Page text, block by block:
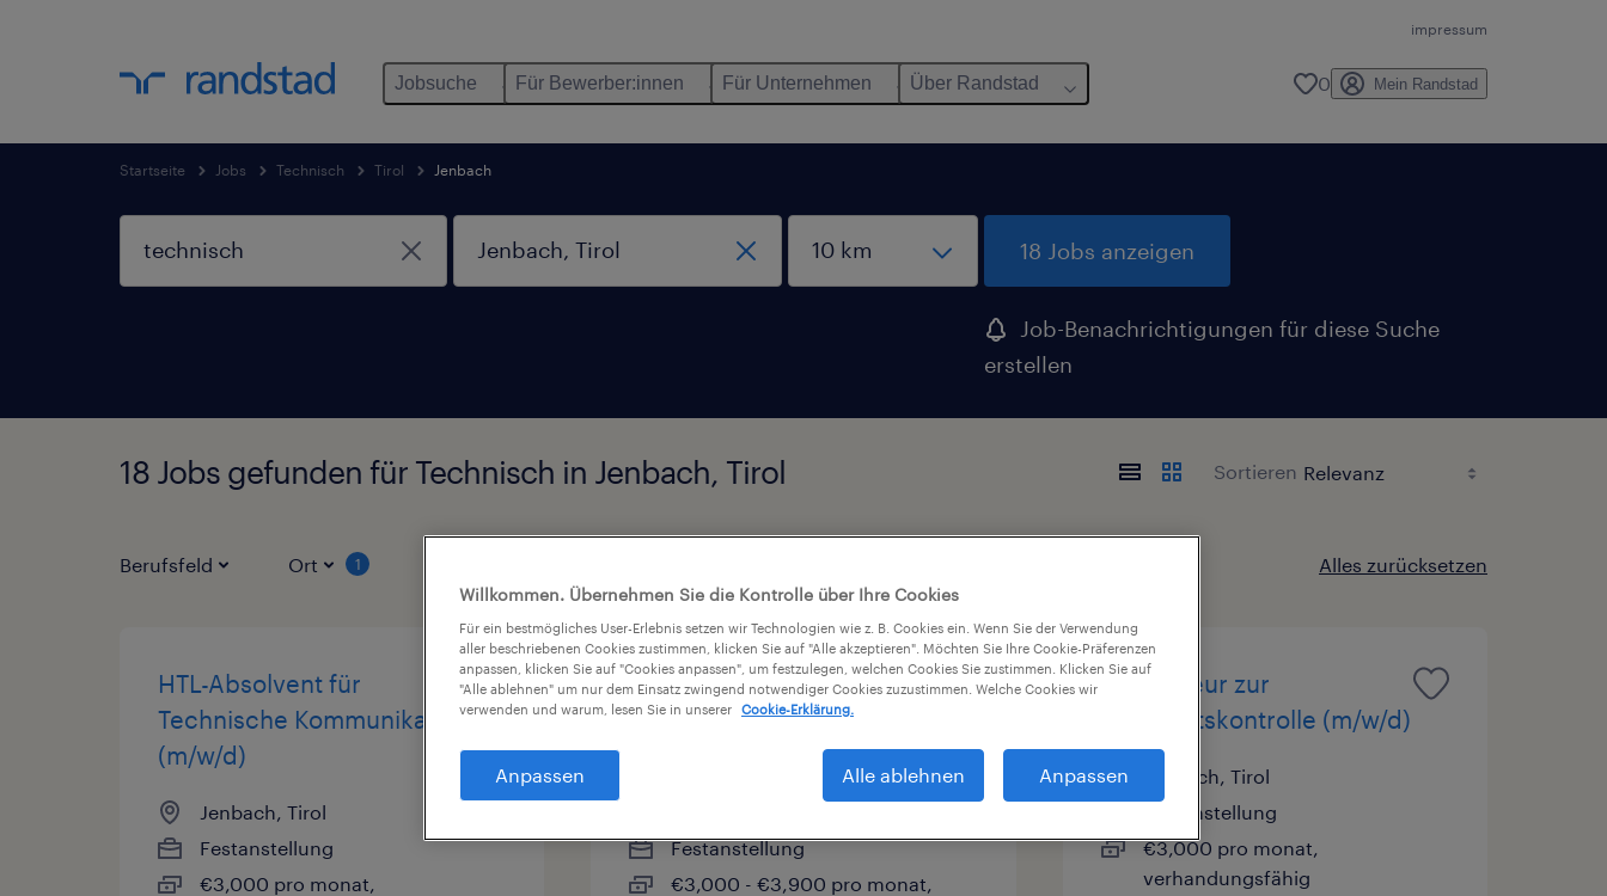
impressum
Jobsuche Für Bewerber:innen Für Unternehmen Über Randstad 0 Mein Randstad
Startseite Jobs Technisch Tirol Jenbach
18 Jobs anzeigen
Job-Benachrichtigungen für diese Suche
erstellen
18 Jobs gefunden für Technisch in Jenbach, Tirol Sortieren
Berufsfeld Ort 1 Alles zurücksetzen
HTL-Absolvent für
Technische Kommunikation
(m/w/d)
Jenbach, Tirol
Festanstellung
€3,000 pro monat,
Spezialist
Produktkonfiguration
Festanstellung
€3,000 - €3,900 pro monat,
Installateur zur
Dichtheitskontrolle (m/w/d)
Jenbach, Tirol
Festanstellung
€3,000 pro monat,
verhandungsfähig
Willkommen. Übernehmen Sie die Kontrolle über Ihre Cookies
Für ein bestmögliches User-Erlebnis setzen wir Technologien wie z. B. Cookies ein. Wenn Sie der Verwendung
aller beschriebenen Cookies zustimmen, klicken Sie auf "Alle akzeptieren". Möchten Sie Ihre Cookie-Präferenzen
anpassen, klicken Sie auf "Cookies anpassen", um festzulegen, welchen Cookies Sie zustimmen. Klicken Sie auf
"Alle ablehnen" um nur dem Einsatz zwingend notwendiger Cookies zuzustimmen. Welche Cookies wir
verwenden und warum, lesen Sie in unserer
Cookie-Erklärung.
Anpassen Alle ablehnen Anpassen